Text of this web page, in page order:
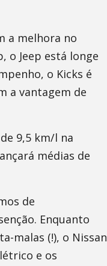
a melhora no
o Jeep está longe
o Kicks é
a vantagem de
9,5 km/l na
médias de
de
Enquanto
malas (!), o Nissan
e os